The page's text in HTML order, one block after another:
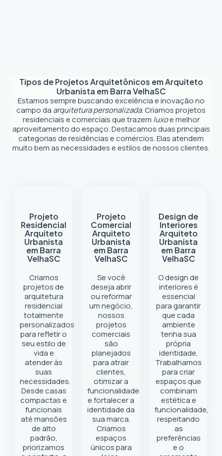
Tipos de Projetos Arquitetônicos emArquiteto
Urbanista em Barra VelhaSC
Estamos sempre buscando excelência e inovação no
campo da arquitetura personalizada. Criamos projetos
residenciais e comerciais que trazem luxoe melhor
aproveitamento do espaço. Destacamos duas principais
categorias de residências e comércios. Elas atendem
muito bem as necessidades e estilos de nossos clientes.
Projeto
Residencial
Arquiteto
Urbanista
em Barra
VelhaSC
Criamos
projetos de
arquitetura
residencial
totalmente
personalizados
para refletir o
seu estilo de
vida e
atender às
suas
necessidades.
Desde casas
compactas e
funcionais
até mansões
de alto
padrão,
priorizamos
Projeto
Comercial
Arquiteto
Urbanista
em Barra
VelhaSC
Se você
deseja abrir
ou reformar
um negócio,
nossos
projetos
comerciais
são
planejados
para atrair
clientes,
otimizar a
funcionalidade
e fortalecer a
identidade da
sua marca.
Criamos
espaços
únicos para
Design de
Interiores
Arquiteto
Urbanista
em Barra
VelhaSC
O design de
interiores é
essencial
para garantir
que cada
ambiente
tenha sua
própria
identidade.
Trabalhamos
para criar
espaços que
combinam
estética e
funcionalidade,
respeitando
as
preferências
e o